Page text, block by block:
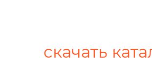
скачать